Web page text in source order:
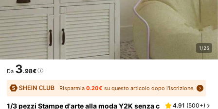
1/25
Da 3.98€
Risparmia 0.20€ su questo articolo dopo l'iscrizione.
1/3 pezzi Stampe d'arte alla moda Y2K senza c
4.91 (500+)